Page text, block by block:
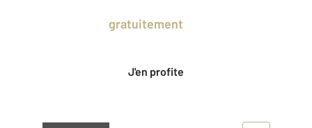
gratuitement
J'en profite